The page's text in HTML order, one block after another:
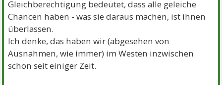
Gleichberechtigung bedeutet, dass alle geleiche
Chancen haben - was sie daraus machen, ist ihnen
überlassen.
Ich denke, das haben wir (abgesehen von
Ausnahmen, wie immer) im Westen inzwischen
schon seit einiger Zeit.